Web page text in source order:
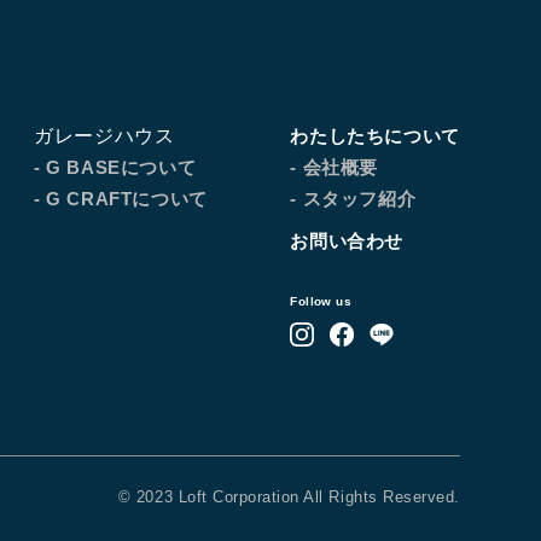
ガレージハウス
- G BASEについて
- G CRAFTについて
わたしたちについて
- 会社概要
- スタッフ紹介
お問い合わせ
Follow us
© 2023 Loft Corporation All Rights Reserved.